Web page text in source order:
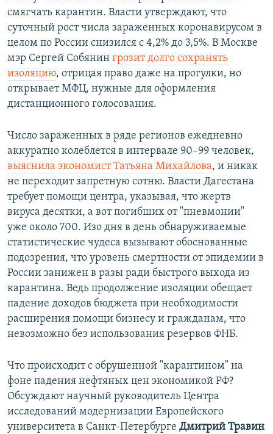
смягчать карантин. Власти утверждают, что
суточный рост числа зараженных коронавирусом в
целом по России снизился с 4,2% до 3,5%. В Москве
мэр Сергей Собянин грозит долго сохранять
изоляцию, отрицая право даже на прогулки, но
открывает МФЦ, нужные для оформления
дистанционного голосования.
Число зараженных в ряде регионов ежедневно
аккуратно колеблется в интервале 90–99 человек,
выяснила экономист Татьяна Михайлова, и никак
не переходит запретную сотню. Власти Дагестана
требует помощи центра, указывая, что жертв
вируса десятки, а вот погибших от "пневмонии"
уже около 700. Изо дня в день обнаруживаемые
статистические чудеса вызывают обоснованные
подозрения, что уровень смертности от эпидемии в
России занижен в разы ради быстрого выхода из
карантина. Ведь продолжение изоляции обещает
падение доходов бюджета при необходимости
расширения помощи бизнесу и гражданам, что
невозможно без использования резервов ФНБ.
Что происходит с обрушенной "карантином" на
фоне падения нефтяных цен экономикой РФ?
Обсуждают научный руководитель Центра
исследований модернизации Европейского
университета в Санкт-Петербурге Дмитрий Травин